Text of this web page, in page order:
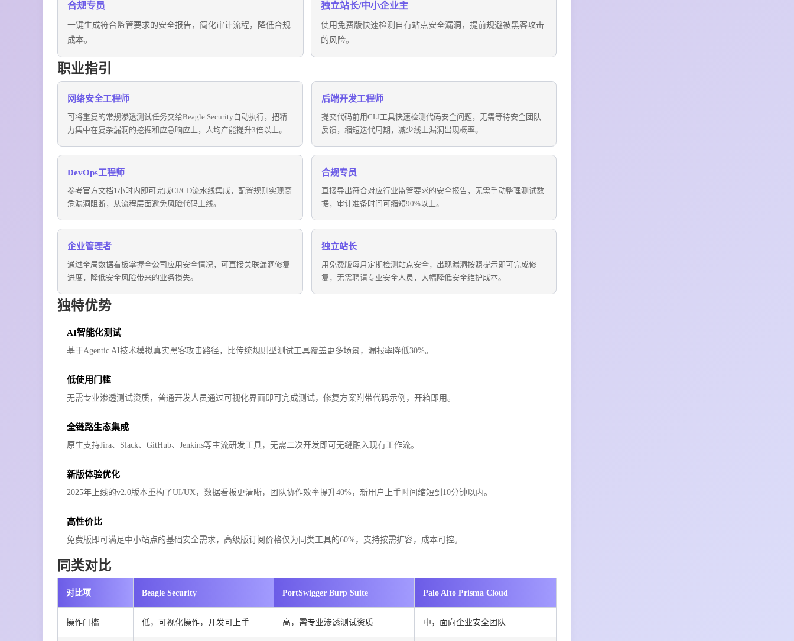
合规专员
一键生成符合监管要求的安全报告，简化审计流程，降低合规
成本。
独立站长/中小企业主
使用免费版快速检测自有站点安全漏洞，提前规避被黑客攻击
的风险。
职业指引
网络安全工程师
可将重复的常规渗透测试任务交给Beagle Security自动执行，把精
力集中在复杂漏洞的挖掘和应急响应上，人均产能提升3倍以上。
后端开发工程师
提交代码前用CLI工具快速检测代码安全问题，无需等待安全团队
反馈，缩短迭代周期，减少线上漏洞出现概率。
DevOps工程师
参考官方文档1小时内即可完成CI/CD流水线集成，配置规则实现高
危漏洞阻断，从流程层面避免风险代码上线。
合规专员
直接导出符合对应行业监管要求的安全报告，无需手动整理测试数
据，审计准备时间可缩短90%以上。
企业管理者
通过全局数据看板掌握全公司应用安全情况，可直接关联漏洞修复
进度，降低安全风险带来的业务损失。
独立站长
用免费版每月定期检测站点安全，出现漏洞按照提示即可完成修
复，无需聘请专业安全人员，大幅降低安全维护成本。
独特优势
AI智能化测试
基于Agentic AI技术模拟真实黑客攻击路径，比传统规则型测试工具覆盖更多场景，漏报率降低30%。
低使用门槛
无需专业渗透测试资质，普通开发人员通过可视化界面即可完成测试，修复方案附带代码示例，开箱即用。
全链路生态集成
原生支持Jira、Slack、GitHub、Jenkins等主流研发工具，无需二次开发即可无缝融入现有工作流。
新版体验优化
2025年上线的v2.0版本重构了UI/UX，数据看板更清晰，团队协作效率提升40%，新用户上手时间缩短到10分钟以内。
高性价比
免费版即可满足中小站点的基础安全需求，高级版订阅价格仅为同类工具的60%，支持按需扩容，成本可控。
同类对比
对比项 Beagle Security PortSwigger Burp Suite Palo Alto Prisma Cloud
操作门槛 低，可视化操作，开发可上手 高，需专业渗透测试资质 中，面向企业安全团队